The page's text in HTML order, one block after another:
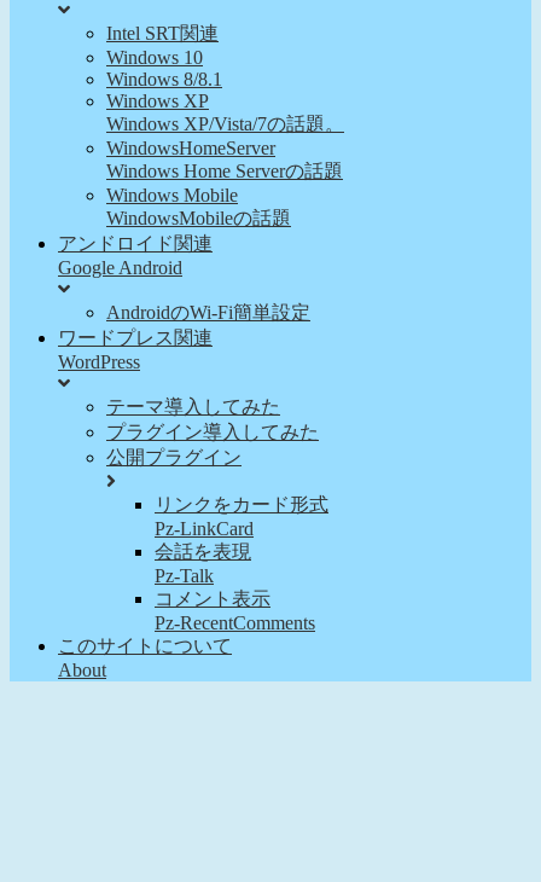
Intel SRT関連
Windows 10
Windows 8/8.1
Windows XP
Windows XP/Vista/7の話題。
WindowsHomeServer
Windows Home Serverの話題
Windows Mobile
WindowsMobileの話題
アンドロイド関連
Google Android
AndroidのWi-Fi簡単設定
ワードプレス関連
WordPress
テーマ導入してみた
プラグイン導入してみた
公開プラグイン
リンクをカード形式
Pz-LinkCard
会話を表現
Pz-Talk
コメント表示
Pz-RecentComments
このサイトについて
About